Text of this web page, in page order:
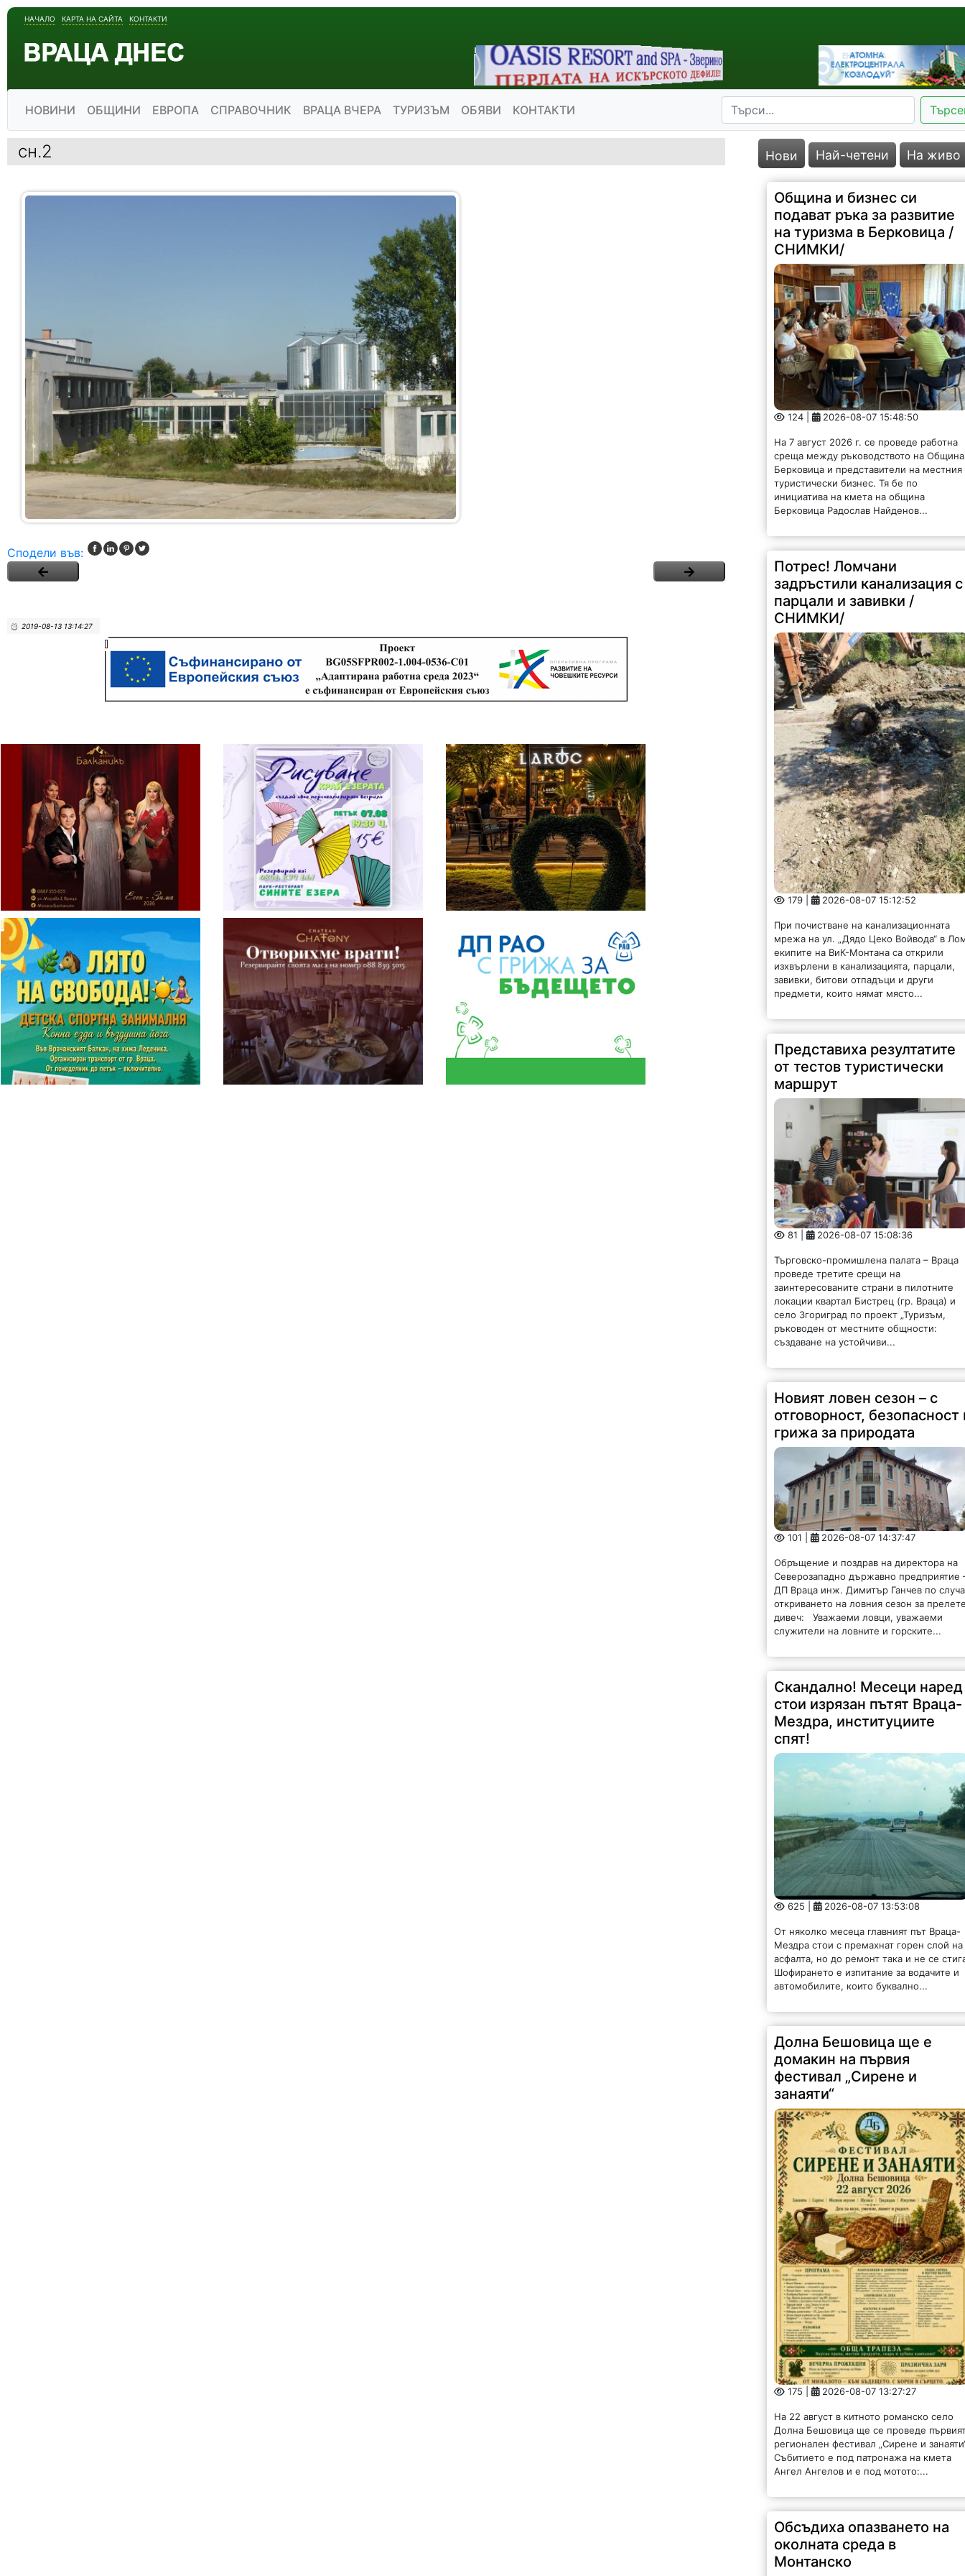
НАЧАЛО КАРТА НА САЙТА КОНТАКТИ
НОВИНИ ОБЩИНИ ЕВРОПА СПРАВОЧНИК ВРАЦА ВЧЕРА ТУРИЗЪМ ОБЯВИ КОНТАКТИ
сн.2
Сподели във:
2019-08-13 13:14:27
Нови Най-четени На живо
Община и бизнес си
подават ръка за развитие
на туризма в Берковица /
СНИМКИ/
124 | 2026-08-07 15:48:50
На 7 август 2026 г. се проведе работна
среща между ръководството на Община
Берковица и представители на местния
туристически бизнес. Тя бе по
инициатива на кмета на община
Берковица Радослав Найденов...
Потрес! Ломчани
задръстили канализация с
парцали и завивки /
СНИМКИ/
179 | 2026-08-07 15:12:52
При почистване на канализационната
мрежа на ул. „Дядо Цеко Войвода“ в
екипите на ВиК-Монтана са открили
изхвърлени в канализацията, парцали,
завивки, битови отпадъци и други
предмети, които нямат място...
Представиха резултатите
от тестов туристически
маршрут
81 | 2026-08-07 15:08:36
Търговско-промишлена палата – Враца
проведе третите срещи на
заинтересованите страни в пилотните
локации квартал Бистрец (гр. Враца) и
село Згориград по проект „Туризъм,
ръководен от местните общности:
създаване на устойчиви...
Новият ловен сезон – с
отговорност, безопасност
грижа за природата
101 | 2026-08-07 14:37:47
Обръщение и поздрав на директора на
Северозападно държавно предприятие
ДП Враца инж. Димитър Ганчев по
откриването на ловния сезон за
дивеч: Уважаеми ловци, уважаеми
служители на ловните и горските...
Скандално! Месеци наред
стои изрязан пътят Враца-
Мездра, институциите
спят!
625 | 2026-08-07 13:53:08
От няколко месеца главният път Враца-
Мездра стои с премахнат горен слой на
асфалта, но до ремонт така и не се
Шофирането е изпитание за водачите и
автомобилите, които буквално...
Долна Бешовица ще е
домакин на първия
фестивал „Сирене и
занаяти“
175 | 2026-08-07 13:27:27
На 22 август в китното романско село
Долна Бешовица ще се проведе
регионален фестивал „Сирене и
Събитието е под патронажа на кмета
Ангел Ангелов и е под мотото:...
Обсъдиха опазването на
околната среда в
Монтанско